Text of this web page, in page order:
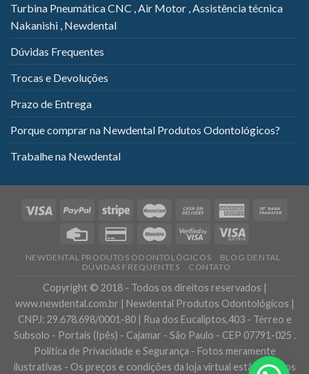
Turbina Pneumática CNC , Air Motor , Assistência técnica
Nakanishi , Newdental
Dúvidas Frequentes
Trocas e Devoluções
Prazo de Entrega
Porque comprar na Newdental Produtos Odontológicos?
Trabalhe na Newdental
NEWDENTAL PRODUTOS ODONTOLÓGICOS
BLOG DENTAL
DÚVIDAS FREQUENTES
CONTATO
Copyright © 2018 - Todos os direitos reservados |
www.newdental.com.br | Newdental Produtos Odontológicos |
CNPJ: 29.678.698/0001-80 | Rua dos Eucaliptos,403 - Térreo e
Subsolo - Portais (Ipês) - Cajamar - São Paulo - CEP 07791-025 .
Política de Privacidade e Segurança - Fotos meramente
ilustrativas - Os preços e condições da loja virtual estão sujeitos